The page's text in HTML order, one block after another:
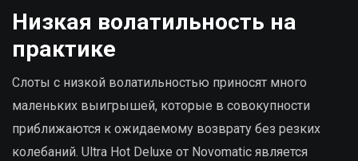
Низкая волатильность на
практике
Слоты с низкой волатильностью приносят много
маленьких выигрышей, которые в совокупности
приближаются к ожидаемому возврату без резких
колебаний. Ultra Hot Deluxe от Novomatic является